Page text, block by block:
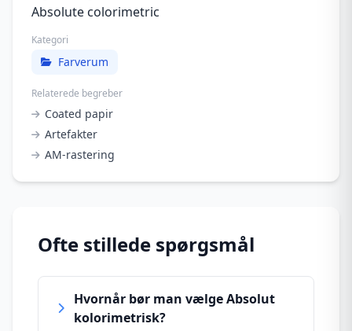
Absolute colorimetric
Kategori
Farverum
Relaterede begreber
Coated papir
Artefakter
AM-rastering
Ofte stillede spørgsmål
Hvornår bør man vælge Absolut
kolorimetrisk?